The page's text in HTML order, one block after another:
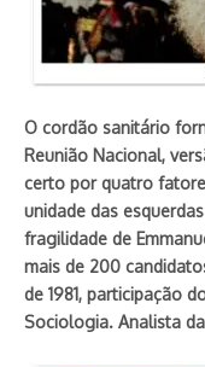
O cordão sanitário
Reunião Nacional,
certo por quatro
unidade das
fragilidade de
mais de 200
de 1981, participação
Sociologia. Analista